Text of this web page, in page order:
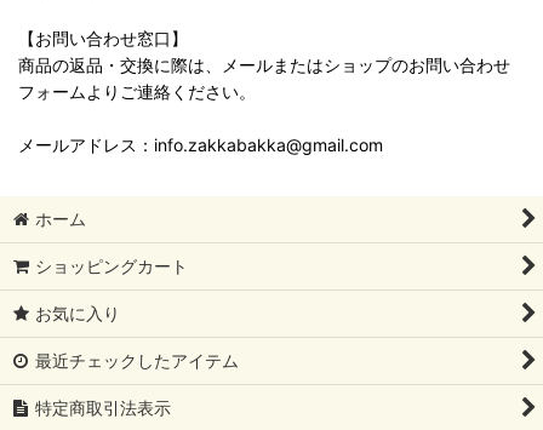
【お問い合わせ窓口】
商品の返品・交換に際は、メールまたはショップのお問い合わせ
フォームよりご連絡ください。
メールアドレス：info.zakkabakka@gmail.com
ホーム
ショッピングカート
お気に入り
最近チェックしたアイテム
特定商取引法表示